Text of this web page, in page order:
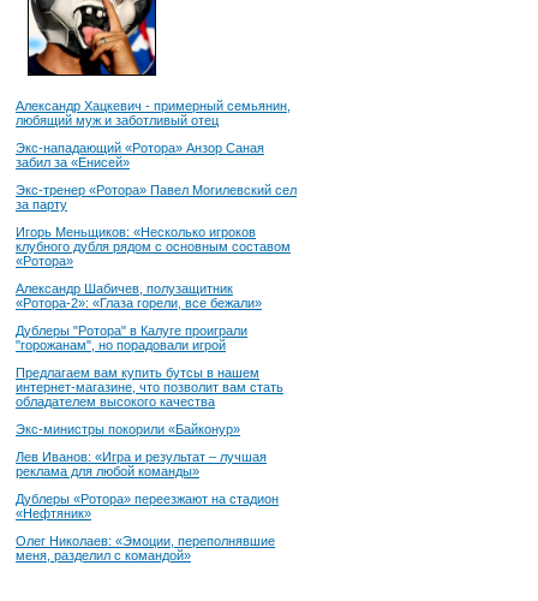
Александр Хацкевич - примерный семьянин,
любящий муж и заботливый отец
Экс-нападающий «Ротора» Анзор Саная
забил за «Енисей»
Экс-тренер «Ротора» Павел Могилевский сел
за парту
Игорь Меньщиков: «Несколько игроков
клубного дубля рядом с основным составом
«Ротора»
Александр Шабичев, полузащитник
«Ротора-2»: «Глаза горели, все бежали»
Дублеры "Ротора" в Калуге проиграли
"горожанам", но порадовали игрой
Предлагаем вам купить бутсы в нашем
интернет-магазине, что позволит вам стать
обладателем высокого качества
Экс-министры покорили «Байконур»
Лев Иванов: «Игра и результат – лучшая
реклама для любой команды»
Дублеры «Ротора» переезжают на стадион
«Нефтяник»
Олег Николаев: «Эмоции, переполнявшие
меня, разделил с командой»